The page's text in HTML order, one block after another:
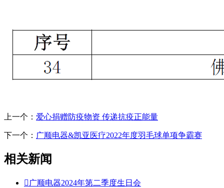
上一个： 爱心捐赠防疫物资 传递抗疫正能量
下一个： 广顺电器&凯亚医疗2022年度羽毛球单项争霸赛
相关新闻
 广顺电器2024年第二季度生日会